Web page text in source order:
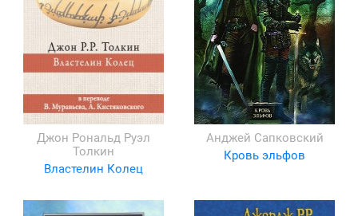
Джон Рональд Руэл
Толкин
Властелин Колец
Анджей Сапковский
Кровь эльфов